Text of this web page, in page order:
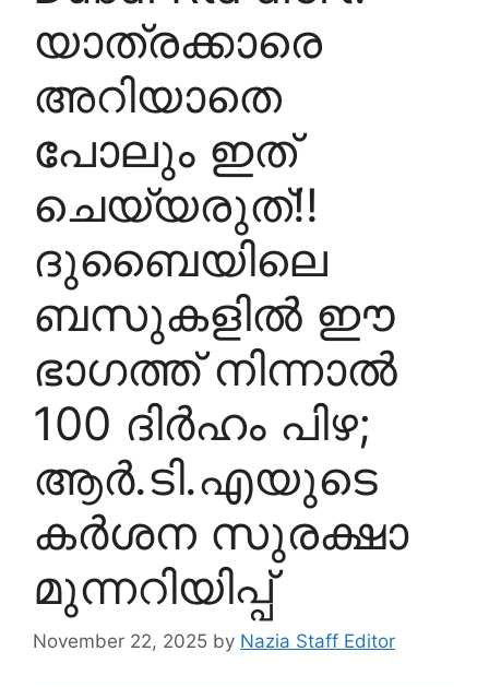
യാത്രക്കാരെ
അറിയാതെ
പോലും ഇത്
ചെയ്യരുത്!!
ദുബൈയിലെ
ബസുകളിൽ ഈ
ഭാ​ഗത്ത് നിന്നാൽ
100 ദിർഹം പിഴ;
ആർ.ടി.എയുടെ
കർശന സുരക്ഷാ
മുന്നറിയിപ്പ്
November 22, 2025 by Nazia Staff Editor